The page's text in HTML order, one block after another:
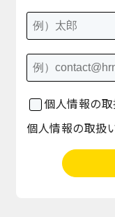
個人情報の
個人情報の取扱